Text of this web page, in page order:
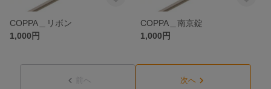
COPPA＿リボン
1,000円
COPPA＿南京錠
1,000円
前へ 次へ